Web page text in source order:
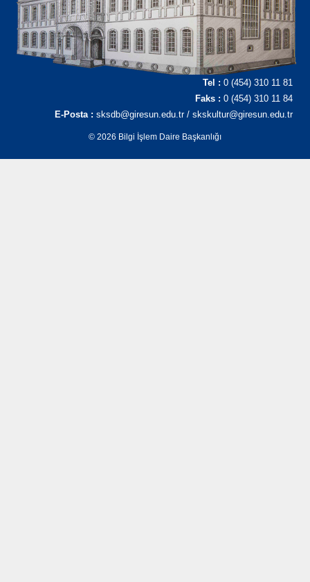
Tel : 0 (454) 310 11 81
Faks : 0 (454) 310 11 84
E-Posta : sksdb@giresun.edu.tr / skskultur@giresun.edu.tr
© 2026 Bilgi İşlem Daire Başkanlığı